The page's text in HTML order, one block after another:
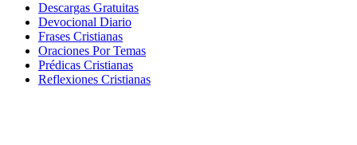
Descargas Gratuitas
Devocional Diario
Frases Cristianas
Oraciones Por Temas
Prédicas Cristianas
Reflexiones Cristianas